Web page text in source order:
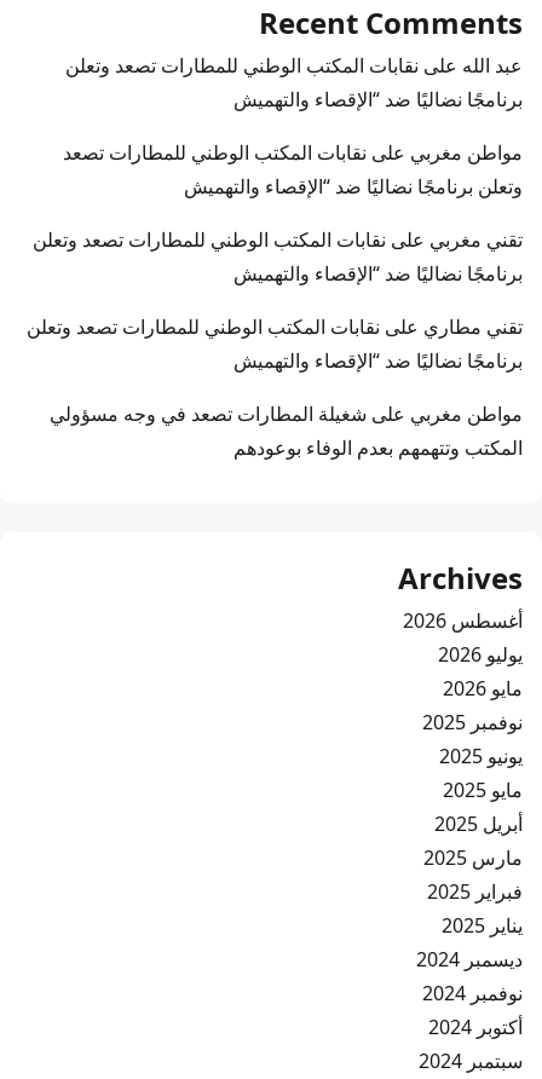
Recent Comments
عبد الله على نقابات المكتب الوطني للمطارات تصعد وتعلن
برنامجًا نضاليًا ضد “الإقصاء والتهميش
مواطن مغربي على نقابات المكتب الوطني للمطارات تصعد
وتعلن برنامجًا نضاليًا ضد “الإقصاء والتهميش
تقني مغربي على نقابات المكتب الوطني للمطارات تصعد وتعلن
برنامجًا نضاليًا ضد “الإقصاء والتهميش
تقني مطاري على نقابات المكتب الوطني للمطارات تصعد وتعلن
برنامجًا نضاليًا ضد “الإقصاء والتهميش
مواطن مغربي على شغيلة المطارات تصعد في وجه مسؤولي
المكتب وتتهمهم بعدم الوفاء بوعودهم
Archives
أغسطس 2026
يوليو 2026
مايو 2026
نوفمبر 2025
يونيو 2025
مايو 2025
أبريل 2025
مارس 2025
فبراير 2025
يناير 2025
ديسمبر 2024
نوفمبر 2024
أكتوبر 2024
سبتمبر 2024